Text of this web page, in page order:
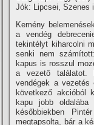
Jók: Lipcsei, Szenes
Kemény
a vendég
tekintélyt kiharcolni
senki nem
kapus is rosszul
a vezető találatot.
vendégek a
következő akcióból
kapu jobb
későbbiekben
megtapsolta, bár a